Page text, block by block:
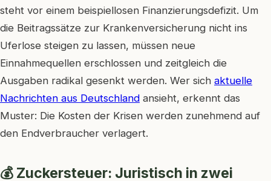
steht vor einem beispiellosen Finanzierungsdefizit. Um
die Beitragssätze zur Krankenversicherung nicht ins
Uferlose steigen zu lassen, müssen neue
Einnahmequellen erschlossen und zeitgleich die
Ausgaben radikal gesenkt werden. Wer sich aktuelle
Nachrichten aus Deutschland ansieht, erkennt das
Muster: Die Kosten der Krisen werden zunehmend auf
den Endverbraucher verlagert.
💰 Zuckersteuer: Juristisch in zwei